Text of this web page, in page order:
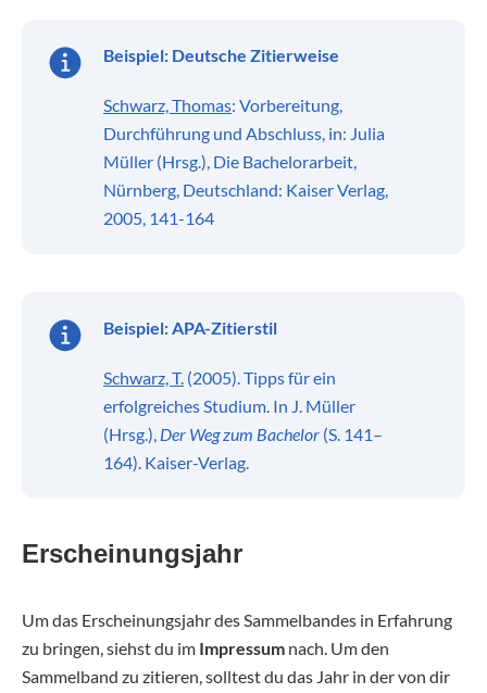
Beispiel: Deutsche Zitierweise
Schwarz, Thomas: Vorbereitung,
Durchführung und Abschluss, in: Julia
Müller (Hrsg.), Die Bachelorarbeit,
Nürnberg, Deutschland: Kaiser Verlag,
2005, 141-164
Beispiel:APA-Zitierstil
Schwarz, T. (2005). Tipps für ein
erfolgreiches Studium. In J. Müller
(Hrsg.), Der Weg zum Bachelor (S. 141–
164). Kaiser-Verlag.
Erscheinungsjahr
Um das Erscheinungsjahr des Sammelbandes in Erfahrung
zu bringen, siehst du im Impressum nach. Um den
Sammelband zu zitieren, solltest du das Jahr in der von dir